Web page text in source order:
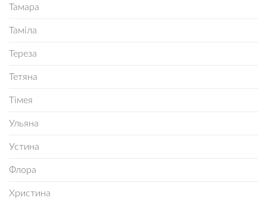
Тамара
Таміла
Тереза
Тетяна
Тімея
Ульяна
Устина
Флора
Христина